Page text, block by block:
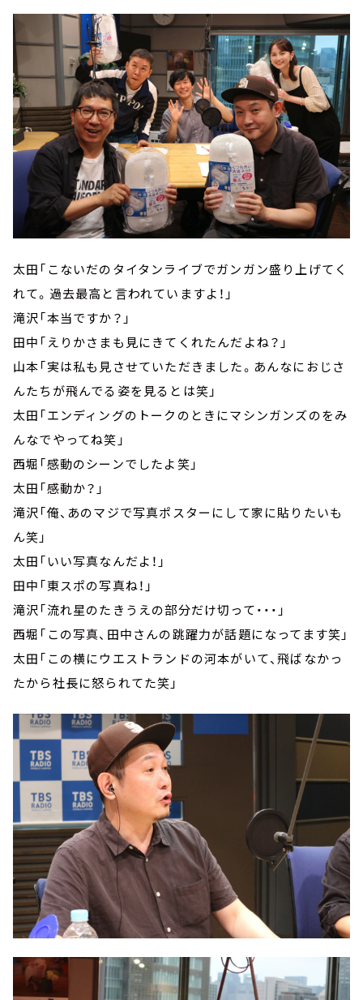
太田「こないだのタイタンライブでガンガン盛り上げてく
れて。過去最高と言われていますよ！」
滝沢「本当ですか？」
田中「えりかさまも見にきてくれたんだよね？」
山本「実は私も見させていただきました。あんなにおじさ
んたちが飛んでる姿を見るとは笑」
太田「エンディングのトークのときにマシンガンズのをみ
んなでやってね笑」
西堀「感動のシーンでしたよ笑」
太田「感動か？」
滝沢「俺、あのマジで写真ポスターにして家に貼りたいも
ん笑」
太田「いい写真なんだよ！」
田中「東スポの写真ね！」
滝沢「流れ星のたきうえの部分だけ切って・・・」
西堀「この写真、田中さんの跳躍力が話題になってます笑」
太田「この横にウエストランドの河本がいて、飛ばなかっ
たから社長に怒られてた笑」